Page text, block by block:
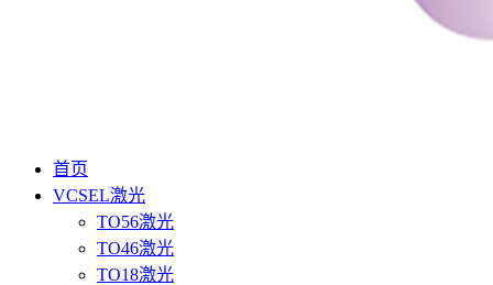
首页
VCSEL激光
TO56激光
TO46激光
TO18激光